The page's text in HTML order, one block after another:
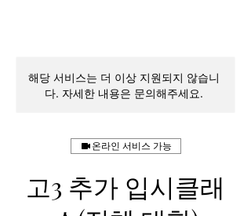
해당 서비스는 더 이상 지원되지 않습니
다. 자세한 내용은 문의해주세요.
온라인 서비스 가능
고3 추가 입시클래